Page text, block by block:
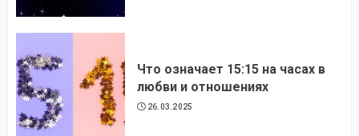
Что означает 15:15 на часах в
любви и отношениях
26.03.2025